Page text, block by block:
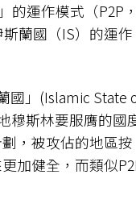
的運作模式（P2P
蘭國（IS）的運
國」(Islamic State
穆斯林要服膺的國
，被攻佔的地區
加健全，而類似